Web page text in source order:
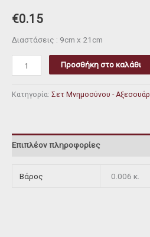
€0.15
Διαστάσεις : 9cm x 21cm
Προσθήκη στο καλάθι
Κατηγορία: Σετ Μνημοσύνου - Αξεσουάρ
Επιπλέον πληροφορίες
Βάρος 0.006 κ.